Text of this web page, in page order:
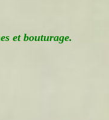
et bouturage.